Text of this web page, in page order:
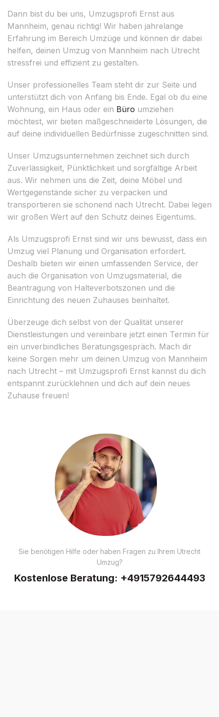
Dann bist du bei uns, Umzugsprofi Ernst aus
Mannheim, genau richtig! Wir haben jahrelange
Erfahrung im Bereich Umzüge und können dir dabei
helfen, deinen Umzug von Mannheim nach Utrecht
stressfrei und effizient zu gestalten.
Unser professionelles Team steht dir zur Seite und
unterstützt dich von Anfang bis Ende. Egal ob du eine
Wohnung, ein Haus oder ein Büro umziehen
möchtest, wir bieten maßgeschneiderte Lösungen, die
auf deine individuellen Bedürfnisse zugeschnitten sind.
Unser Umzugsunternehmen zeichnet sich durch
Zuverlässigkeit, Pünktlichkeit und sorgfältige Arbeit
aus. Wir nehmen uns die Zeit, deine Möbel und
Wertgegenstände sicher zu verpacken und
transportieren sie schonend nach Utrecht. Dabei legen
wir großen Wert auf den Schutz deines Eigentums.
Als Umzugsprofi Ernst sind wir uns bewusst, dass ein
Umzug viel Planung und Organisation erfordert.
Deshalb bieten wir einen umfassenden Service, der
auch die Organisation von Umzugsmaterial, die
Beantragung von Halteverbotszonen und die
Einrichtung des neuen Zuhauses beinhaltet.
Überzeuge dich selbst von der Qualität unserer
Dienstleistungen und vereinbare jetzt einen Termin für
ein unverbindliches Beratungsgespräch. Mach dir
keine Sorgen mehr um deinen Umzug von Mannheim
nach Utrecht – mit Umzugsprofi Ernst kannst du dich
entspannt zurücklehnen und dich auf dein neues
Zuhause freuen!
Sie benötigen Hilfe oder haben Fragen zu Ihrem Utrecht
Umzug?
Kostenlose Beratung: +4915792644493